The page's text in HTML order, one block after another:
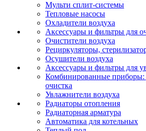
Мульти сплит-системы
Тепловые насосы
Охладители воздуха
Аксессуары и фильтры для
Очистители воздуха
Рециркуляторы,
Осушители воздуха
Аксессуары и фильтры для
Комбинированные приборы:
очистка
Увлажнители воздуха
Радиаторы отопления
Радиаторная арматура
Автоматика для котельных